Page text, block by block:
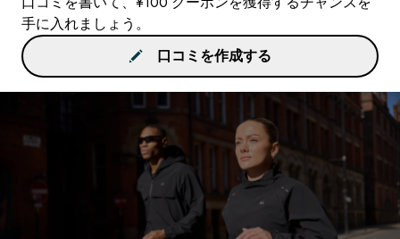
手に入れましょう。
口コミを作成する